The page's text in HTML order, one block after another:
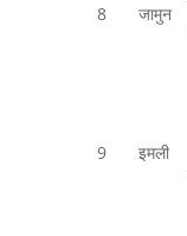
8 जामुन
9 इमली